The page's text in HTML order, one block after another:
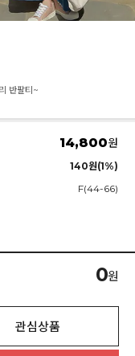
반팔티~
14,800원
140원(1%)
F(44-66)
0원
관심상품